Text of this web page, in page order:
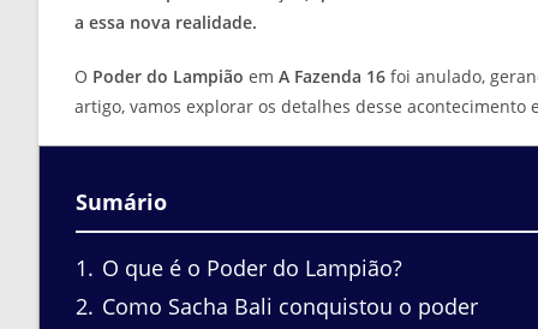
a essa nova realidade.
O Poder do Lampião em A Fazenda 16 foi anulado,
artigo, vamos explorar os detalhes desse acontecimento
Sumário
1
O que é o Poder do Lampião?
2 Como Sacha Bali conquistou o poder